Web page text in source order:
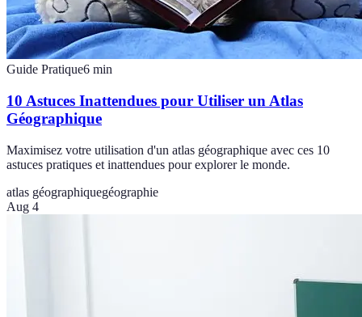
Guide Pratique6 min
10 Astuces Inattendues pour Utiliser un Atlas
Géographique
Maximisez votre utilisation d'un atlas géographique avec ces 10
astuces pratiques et inattendues pour explorer le monde.
atlas géographiquegéographie
Aug 4